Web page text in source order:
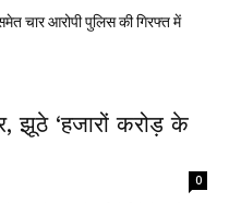
चार आरोपी पुलिस की गिरफ्त में
झूठे ‘हजारों करोड़ के
0